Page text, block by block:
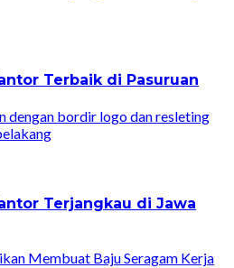
Terbaik di Pasuruan
Terjangkau di Jawa